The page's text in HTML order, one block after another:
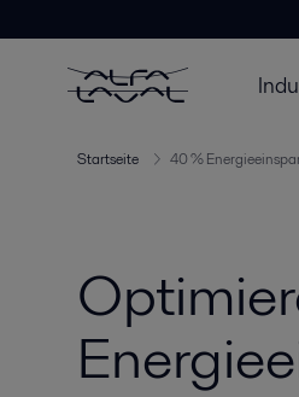
Startseite 40 %